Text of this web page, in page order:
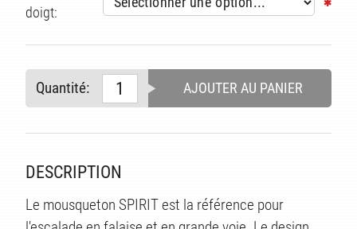
doigt:
Quantité: AJOUTER AU PANIER
DESCRIPTION
Le mousqueton SPIRIT est la référence pour